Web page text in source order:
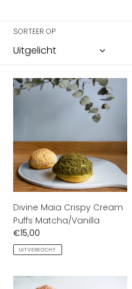
e
c
t
:
SORTEER OP
Divine
Maia
Matcha/Vanilla
Divine Maia Crispy Cream
Puffs Matcha/Vanilla
Normale
prijs
€15,00
UITVERKOCHT
Divine